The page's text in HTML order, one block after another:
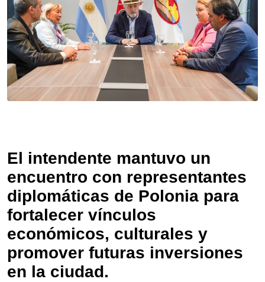
El intendente mantuvo un
encuentro con representantes
diplomáticas de Polonia para
fortalecer vínculos
económicos, culturales y
promover futuras inversiones
en la ciudad.